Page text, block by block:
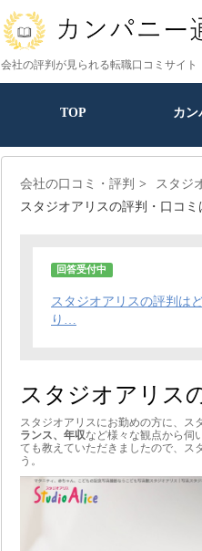
会社の評判が見られる転職口コミサイト
TOP カン
会社の口コミ・評判
スタジ
スタジオアリスの評判・口コミ
回答受付中
スタジオアリスの評判は
り…
スタジオアリス
スタジオアリスにお勤めの方に、ス
ランス、年収など様々な観点から伺
ても教えていただきましたので、ス
う。